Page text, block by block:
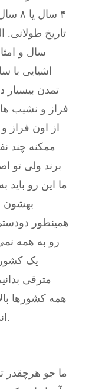
۴
سال و
تمدن
فراز و نشیب
از اون
ممکنه چند
برند ولی تو
ما این رو باید
بهشون
همینطور
رو به همه
یک
مترقی
همه کشورها
اند و ما هم این مسیر سخت رو داریم.
ما جو هرچقدر